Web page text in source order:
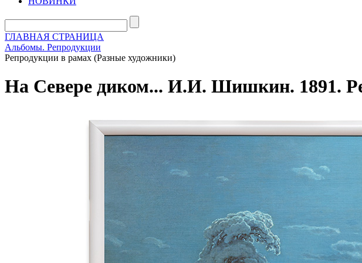
ГЛАВНАЯ СТРАНИЦА
Альбомы. Репродукции
Репродукции в рамах (Разные художники)
На Севере диком... И.И. Шишкин. 1891.